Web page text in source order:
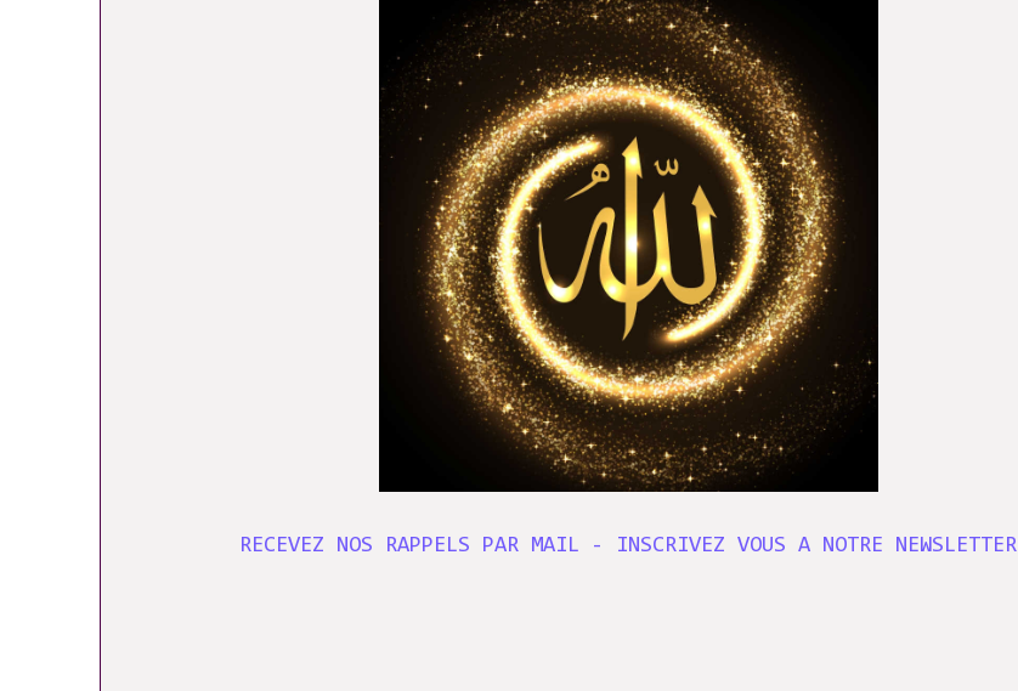
RECEVEZ NOS RAPPELS PAR MAIL - INSCRIVEZ VOUS A NOTRE NEWSLETTER